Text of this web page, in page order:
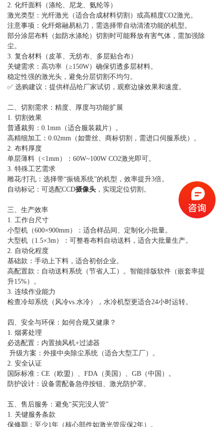
2. 化纤面料（涤纶、尼龙、氨纶等）
激光类型：光纤激光（适合合成材料切割）或高精度CO2激光。
注意事项：化纤熔融易粘刀，需选择带自动清渣功能的机型。
部分涂层布料（如防水涤纶）切割时可能释放有害气体，需加强除
尘。
3. 复合材料（皮革、无纺布、多层贴合布）
关键需求：高功率（≥150W）确保切透多层材料。
稳定性强的激光头，避免分层切割不均匀。
✅ 选购建议：提供样品给厂家试切，观察边缘效果和速度。
二、切割需求：精度、厚度与功能扩展
1. 切割效果
普通裁剪： 0.1mm（适合服装裁片）。
高精细加工： 0.02mm（如蕾丝、商标切割，需进口伺服系统）。
2. 布料厚度
单层薄料（<1mm）：60W~100W CO2激光即可。
3. 特殊工艺需求
雕花/打孔：选择带“振镜系统”的机型，效率提升3倍。
自动标记：可选配CCD摄像头 ，实现定位切割。
三、生产效率
1. 工作台尺寸
小型机（600×900mm）：适合样品间、定制化小批量。
大型机（ 1.5×3m）：可整卷布料自动送料，适合大批量生产。
2. 自动化程度
基础款：手动上下料，适合初创企业。
高配置款：自动送料系统（节省人工）。智能排版软件（嵌套率提
升15%）。
3. 连续作业能力
检查冷却系统（风冷vs.水冷），水冷机型更适合24小时运转。
四、安全与环保：如何合规又健康？
1. 烟雾处理
必选配置：内置抽风机+过滤器
升级方案：外接中央除尘系统（适合大型工厂）。
2. 安全认证
国际标准： CE（欧盟）、FDA（美国）、GB（中国）。
防护设计：设备需配备急停按钮、激光防护罩。
五、售后服务：避免“买完没人管”
1. 关键服务条款
保修期：至少1年（核心部件如激光管应保2年）。